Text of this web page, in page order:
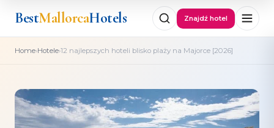
BestMallorcaHotels Znajdź hotel
Home›Hotele›12 najlepszych hoteli blisko plaży na Majorce [2026]